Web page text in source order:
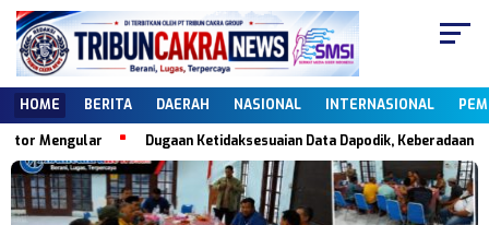
HOME BERITA DAERAH NASIONAL INTERNASIONAL
Mengular Dugaan Ketidaksesuaian Data Dapodik, Keberadaan